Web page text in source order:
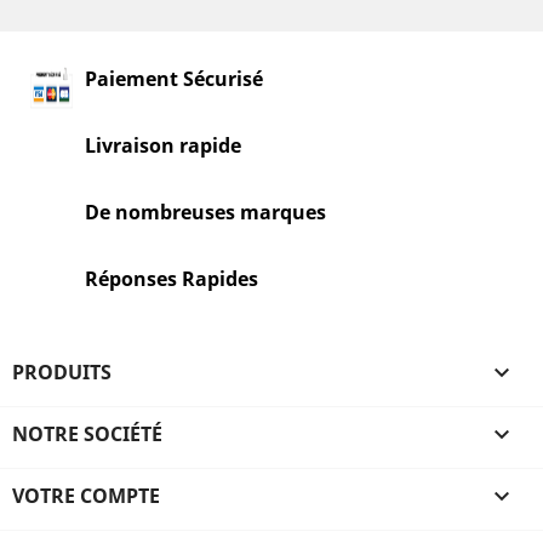
Paiement Sécurisé
Livraison rapide
De nombreuses marques
Réponses Rapides
PRODUITS 
NOTRE SOCIÉTÉ 
VOTRE COMPTE 